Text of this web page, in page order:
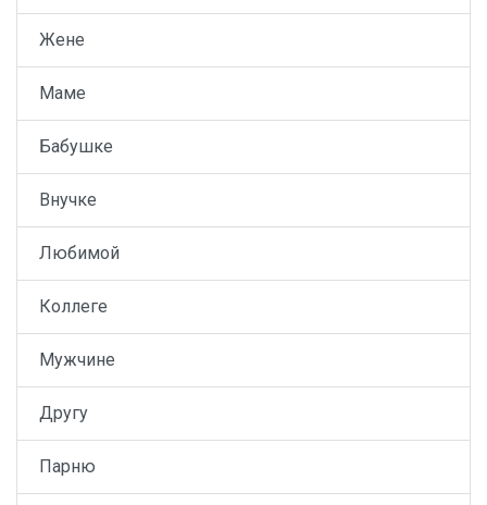
Жене
Маме
Бабушке
Внучке
Любимой
Коллеге
Мужчине
Другу
Парню